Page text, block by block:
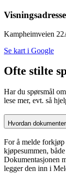
Visningsadresse
Kampheimveien
Se kart i Google
Ofte stilte
Har du spørsmål
lese mer, evt. så
Hvordan
For å melde
kjøpesummen,
Dokumentasjonen
legger den inn i